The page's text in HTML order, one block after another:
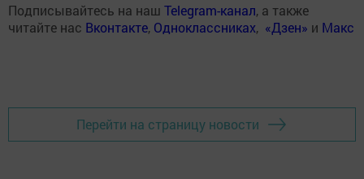
Подписывайтесь на наш Telegram-канал, а также
читайте нас Вконтакте, Одноклассниках, «Дзен» и Макс
Перейти на страницу новости